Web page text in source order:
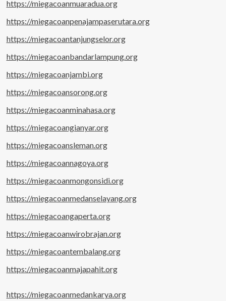
https://miegacoanmuaradua.org
https://miegacoanpenajampaserutara.org
https://miegacoantanjungselor.org
https://miegacoanbandarlampung.org
https://miegacoanjambi.org
https://miegacoansorong.org
https://miegacoanminahasa.org
https://miegacoangianyar.org
https://miegacoansleman.org
https://miegacoannagoya.org
https://miegacoanmongonsidi.org
https://miegacoanmedanselayang.org
https://miegacoangaperta.org
https://miegacoanwirobrajan.org
https://miegacoantembalang.org
https://miegacoanmajapahit.org
https://miegacoanmedankarya.org